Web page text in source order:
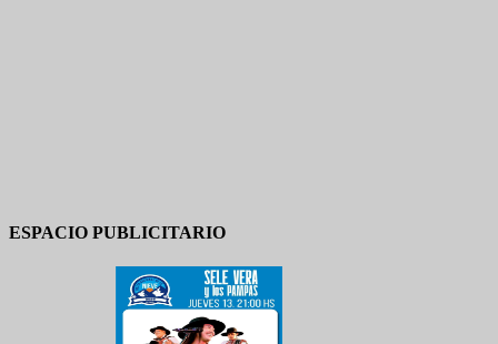
ESPACIO PUBLICITARIO